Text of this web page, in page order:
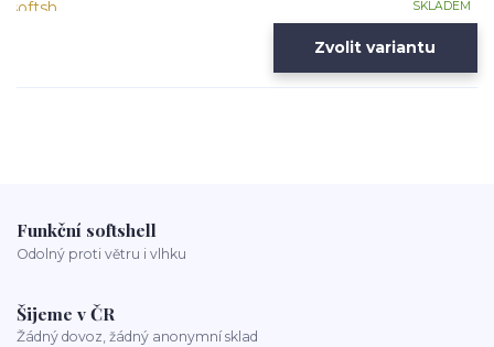
SKLADEM
Zvolit variantu
Funkční softshell
Odolný proti větru i vlhku
Šijeme v ČR
Žádný dovoz, žádný anonymní sklad